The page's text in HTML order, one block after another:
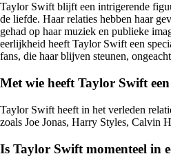
Taylor Swift blijft een intrigerende
de liefde. Haar relaties hebben haar
gehad op haar muziek en publieke
eerlijkheid heeft Taylor Swift een
fans, die haar blijven steunen,
Met wie heeft Taylor Swift
Taylor Swift heeft in het verleden
zoals Joe Jonas, Harry Styles, Calvin
Is Taylor Swift momenteel in